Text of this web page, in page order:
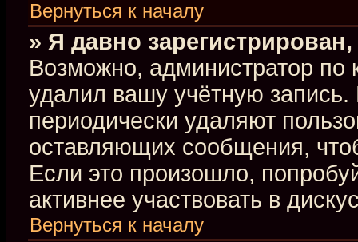
Вернуться к началу
» Я давно
Возможно, администратор по
удалил вашу учётную
периодически удаляют
оставляющих сообщения,
Если это произошло,
активнее участвовать в
Вернуться к началу